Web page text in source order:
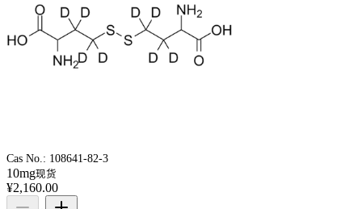
Cas No.: 108641-82-3
10mg现货
¥2,160.00